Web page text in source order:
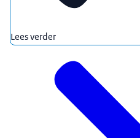
Lees verder